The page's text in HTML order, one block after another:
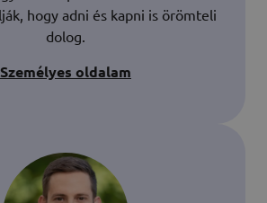
hogy adni és kapni is örömteli
dolog.
Személyes oldalam